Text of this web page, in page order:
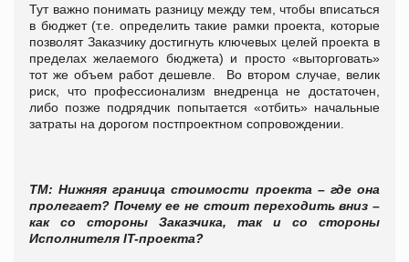
Тут важно понимать разницу между тем, чтобы вписаться
в бюджет (т.е. определить такие рамки проекта, которые
позволят Заказчику достигнуть ключевых целей проекта в
пределах желаемого бюджета) и просто «выторговать»
тот же объем работ дешевле. Во втором случае, велик
риск, что профессионализм внедренца не достаточен,
либо позже подрядчик попытается «отбить» начальные
затраты на дорогом постпроектном сопровождении.
ТМ: Нижняя граница стоимости проекта – где она
пролегает? Почему ее не стоит переходить вниз –
как со стороны Заказчика, так и со стороны
Исполнителя IT-проекта?